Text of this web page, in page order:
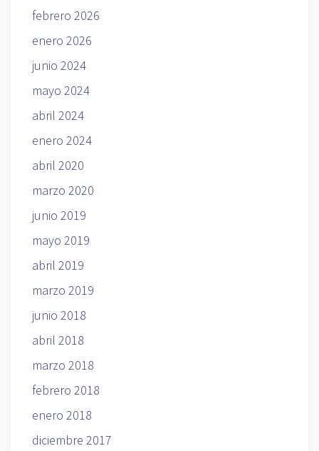
febrero 2026
enero 2026
junio 2024
mayo 2024
abril 2024
enero 2024
abril 2020
marzo 2020
junio 2019
mayo 2019
abril 2019
marzo 2019
junio 2018
abril 2018
marzo 2018
febrero 2018
enero 2018
diciembre 2017